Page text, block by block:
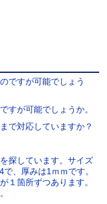
ですが可能でしょう
すが可能でしょうか。
で対応していますか？
探しています。サイズ
、厚みは1ｍｍです。
１箇所ずつあります。